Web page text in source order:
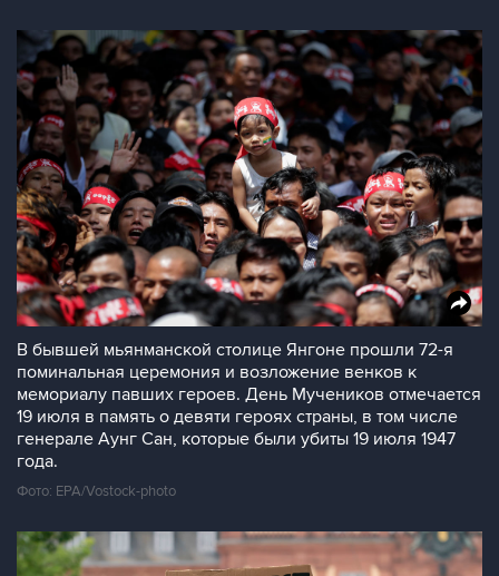
В бывшей мьянманской столице Янгоне прошли 72-я
поминальная церемония и возложение венков к
мемориалу павших героев. День Мучеников отмечается
19 июля в память о девяти героях страны, в том числе
генерале Аунг Сан, которые были убиты 19 июля 1947
года.
Фото: EPA/Vostock-photo